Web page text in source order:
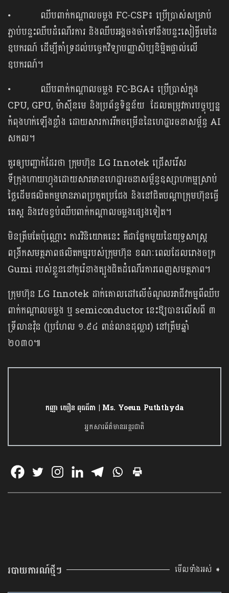
• ឈីបពាក់កណ្ដាលចម្លង FC-CSP៖ ប្រើប្រាស់សម្រាប់
ភ្ជាប់បន្ទះឈីបដំណើរការ និងឈីបអង្គចងចាំទៅនឹងបន្ទះសៀគ្វីមេនៃ
ឧបករណ៍ ដើម្បីគាំទ្រដល់បច្ចេកវិទ្យាបញ្ញាសិប្បនិម្មិតផ្ទាល់លើ
ឧបករណ៍។
• ឈីបពាក់កណ្តាលចម្លង FC-BGA៖ ប្រើប្រាស់ក្នុង
CPU, GPU, ម៉ាស៊ីនមេ និងប្រព័ន្ធទិន្នន័យ ដែលតម្រូវការបច្ចុប្បន្ន
កំពុងហក់ឡើងខ្លាំង ដោយសារការរីកចម្រើននៃហេដ្ឋារចនាសម្ព័ន្ធ AI
សកល។
គួរឲ្យបញ្ជាក់ដែរថា ក្រុមហ៊ុន LG Innotek ជ្រើសរើស
ទីក្រុងហាយហ្វុងដោយសារមានហេដ្ឋារចនាសម្ព័ន្ធឧស្សាហកម្មស្រាប់
ថ្លៃដើមផលិតកម្មមានភាពប្រកួតប្រជែង និងនៅជិតបណ្តាក្រុមហ៊ុនធ្វើ
តេស្ត និងវេចខ្ចប់ឈីបពាក់កណ្ដាលចម្លងផ្សេងទៀត។
មិនត្រឹមតែប៉ុណ្ណោះ ការវិនិយោគនេះ គឺជាផ្នែកមួយនៃយុទ្ធសាស្ត្រ
ពង្រីកសមត្ថភាពផលិតកម្មរបស់ក្រុមហ៊ុន ខណៈពេលដែលរោងចក្រ
Gumi របស់ខ្លួននៅកូរ៉េខាងត្បូងជិតដំណើរការពេញសមត្ថភាព។
ក្រុមហ៊ុន LG Innotek ដាក់គោលដៅលើចំណូលអាជីវកម្មពីឈីប
ពាក់កណ្តាលចម្លង ឬ semiconductor នេះឱ្យបានលើសពី ៣
ទ្រីលានវ៉ុន (ប្រហែល ១.៩៤ ពាន់លានដុល្លារ) នៅត្រឹមឆ្នាំ
២០៣០៕
កញ្ញា យឿន ពុធធីតា | Ms. Yoeun Puththyda
អ្នកសារព័ត៌មានអន្តរជាតិ
របាយការណ៍ថ្មីៗ មើលទាំងអស់ ➧